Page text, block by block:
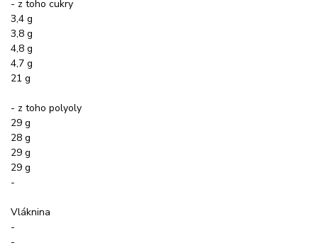
- z toho cukry
3,4 g
3,8 g
4,8 g
4,7 g
21 g
- z toho polyoly
29 g
28 g
29 g
29 g
-
Vláknina
-
-